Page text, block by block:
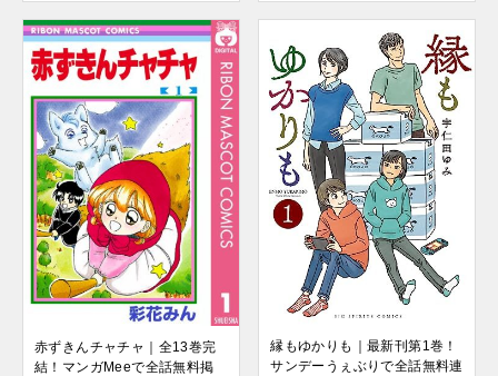
赤ずきんチャチャ｜全13巻完
結！マンガMeeで全話無料掲
縁もゆかりも｜最新刊第1巻！
サンデーうぇぶりで全話無料連